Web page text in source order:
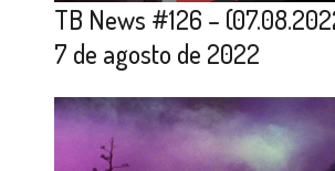
TB News #126 –
7 de agosto de 2022